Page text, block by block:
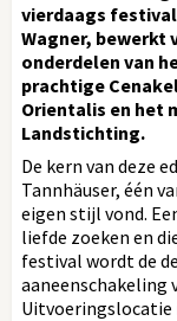
vierdaags
Wagner, bewerkt
onderdelen van
prachtige
Orientalis en het
Landstichting.
De kern van deze
Tannhäuser, één
eigen stijl vond.
liefde zoeken en
festival wordt de
aaneenschakeling
Uitvoeringslocatie